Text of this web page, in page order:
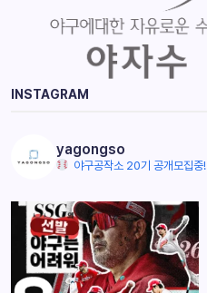
INSTAGRAM
yagongso
야구공작소 20기 공개모집중!